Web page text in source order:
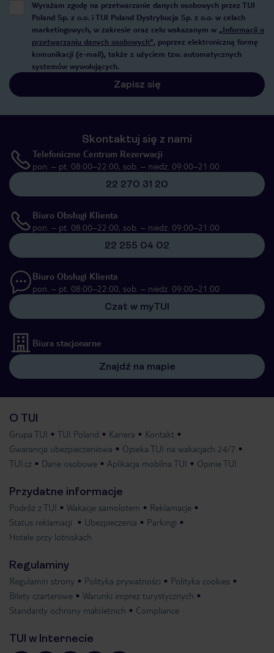
Wyrażam zgodę na przetwarzanie danych osobowych przez TUI
Poland Sp. z o.o. i TUI Poland Dystrybucja Sp. z o.o. w celach
marketingowych, w zakresie oraz celu wskazanym w „Informacji o
przetwarzaniu danych osobowych”, poprzez elektroniczną formę
komunikacji (e-mail), także z użyciem tzw. automatycznych
systemów wywołujących.
Zapisz się
Skontaktuj się z nami
Telefoniczne Centrum Rezerwacji
pon. – pt. 08:00–22:00, sob. – niedz. 09:00–21:00
22 270 31 20
Biuro Obsługi Klienta
pon. – pt. 08:00–22:00, sob. – niedz. 09:00–21:00
22 255 04 02
Biuro Obsługi Klienta
pon. – pt. 08:00–22:00, sob. – niedz. 09:00–21:00
Czat w myTUI
Biura stacjonarne
Znajdź na mapie
O TUI
Grupa TUI TUI Poland Kariera
Kontakt
Gwarancja ubezpieczeniowa
Opieka TUI na wakacjach 24/7
TUI.cz
Dane osobowe Aplikacja mobilna TUI Opinie TUI
Przydatne informacje
Podróż z TUI Wakacje samolotem
Reklamacje
Status reklamacji
Ubezpieczenia
Parkingi
Hotele przy lotniskach
Regulaminy
Regulamin strony Polityka prywatności
Polityka cookies
Bilety czarterowe
Warunki imprez turystycznych
Standardy ochrony małoletnich
Compliance
TUI w Internecie